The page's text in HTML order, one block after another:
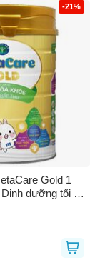
-21%
Gold 1
dưỡng tối ưu
và cân nặng
đầu đời